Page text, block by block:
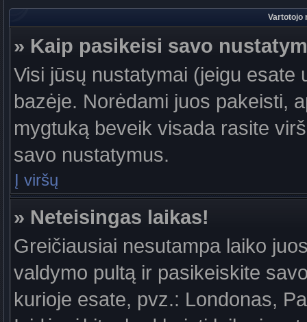
Vartotojo
» Kaip pasikeisi savo
Visi jūsų nustatymai (jeigu
bazėje. Norėdami juos pakeisti,
mygtuką beveik visada rasite
savo nustatymus.
Į viršų
» Neteisingas laikas!
Greičiausiai nesutampa laiko
valdymo pultą ir pasikeiskite
kurioje esate, pvz.: Londonas,